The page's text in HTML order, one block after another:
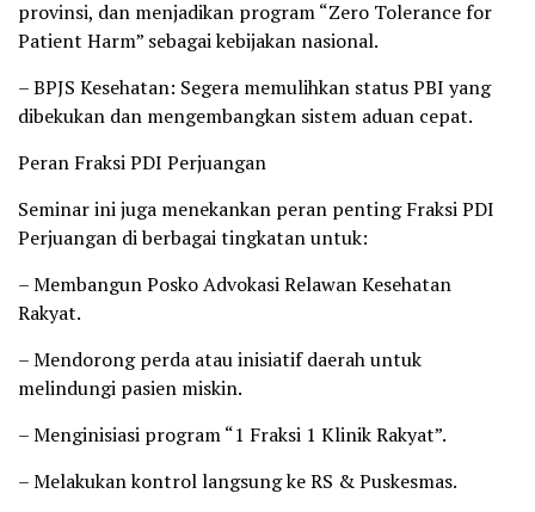
provinsi, dan menjadikan program “Zero Tolerance for
Patient Harm” sebagai kebijakan nasional.
– BPJS Kesehatan: Segera memulihkan status PBI yang
dibekukan dan mengembangkan sistem aduan cepat.
Peran Fraksi PDI Perjuangan
Seminar ini juga menekankan peran penting Fraksi PDI
Perjuangan di berbagai tingkatan untuk:
– Membangun Posko Advokasi Relawan Kesehatan
Rakyat.
– Mendorong perda atau inisiatif daerah untuk
melindungi pasien miskin.
– Menginisiasi program “1 Fraksi 1 Klinik Rakyat”.
– Melakukan kontrol langsung ke RS & Puskesmas.